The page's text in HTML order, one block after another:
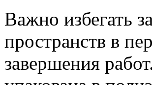
Важно избегать
пространств в
завершения